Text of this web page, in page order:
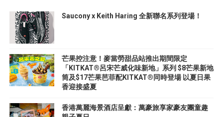
Saucony x Keith Haring 全新聯名系列登場！
芒果控注意！麥當勞甜品站推出期間限定
「KITKAT®呂宋芒威化味新地」系列 $8芒果新地
筒及$17芒果芭菲配KITKAT®同時登場 以夏日果
香迎接盛夏
香港萬麗海景酒店呈獻：萬豪旅享家豪友團童趣